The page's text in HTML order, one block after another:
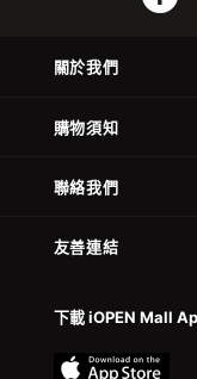
關於我們
購物須知
聯絡我們
友善連結
下載 iOPEN Mall